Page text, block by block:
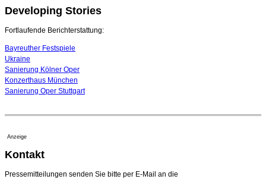
Dirigent Nicolás Pasquet mit Würth-Preis der
Jeunesses Musicales ausgezeichnet
07. August 2026 - 13:20 Uhr
Developing Stories
Fortlaufende Berichterstattung:
Bayreuther Festspiele
Ukraine
Sanierung Kölner Oper
Konzerthaus München
Sanierung Oper Stuttgart
Anzeige
Kontakt
Pressemitteilungen senden Sie bitte per E-Mail an die